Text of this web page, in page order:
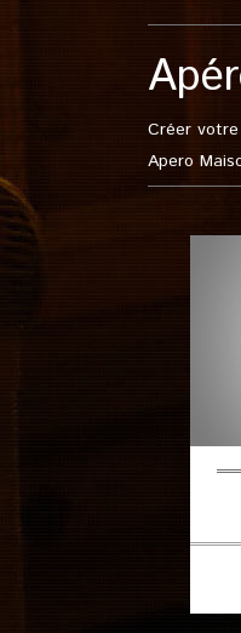
Créer
Apero